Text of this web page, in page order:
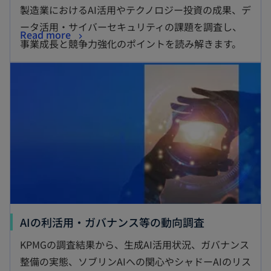
製造業におけるAI活用やテクノロジー投資の成果、デ
ータ活用・サイバーセキュリティの課題を調査し、
事業成長と競争力強化のポイントを読み解きます。
Read more
AIの利活用・ガバナンス等の動向調査
KPMGの調査結果から、生成AI活用状況、ガバナンス
整備の実態、ソブリンAIへの関心やシャドーAIのリス